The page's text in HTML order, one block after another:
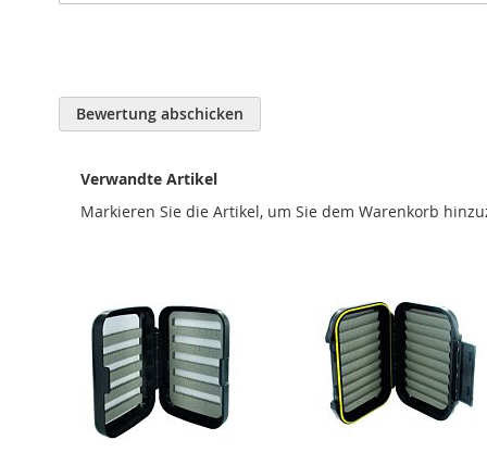
Bewertung abschicken
Verwandte Artikel
Markieren Sie die Artikel, um Sie dem Warenkorb